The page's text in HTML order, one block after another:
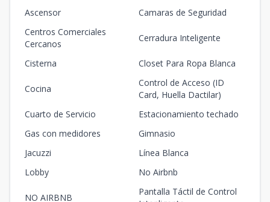
Ascensor
Camaras de Seguridad
Centros Comerciales
Cercanos
Cerradura Inteligente
Cisterna Closet Para Ropa Blanca
Cocina
Control de Acceso (ID
Card, Huella Dactilar)
Cuarto de Servicio
Estacionamiento techado
Gas con medidores
Gimnasio
Jacuzzi
Línea Blanca
Lobby
No Airbnb
NO AIRBNB
Pantalla Táctil de Control